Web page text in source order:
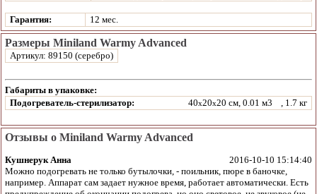
Гарантия: 12 мес.
Размеры Miniland Warmy Advanced
Артикул: 89150 (серебро)
Габариты в упаковке:
Подогреватель-стерилизатор:
40x20x20 см, 0.01 м3 , 1.7 кг
Отзывы о Miniland Warmy Advanced
Кушнерук Анна
2016-10-10 15:14:40
Можно подогревать не только бутылочки, - поильник, пюре в баночке,
например. Аппарат сам задает нужное время, работает автоматически. Есть